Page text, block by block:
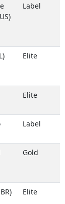
Label
Elite
Elite
Label
Gold
Elite